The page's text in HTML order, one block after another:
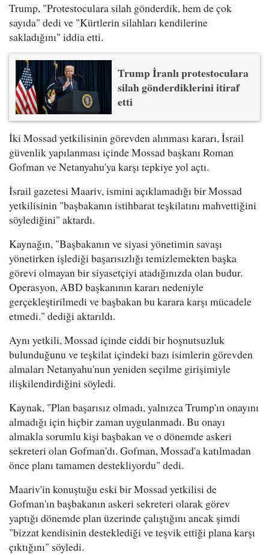
Trump, "Protestoculara silah gönderdik, hem de çok
sayıda" dedi ve "Kürtlerin silahları kendilerine
sakladığını" iddia etti.
Trump İranlı protestoculara
silah gönderdiklerini itiraf
etti
İki Mossad yetkilisinin görevden alınması kararı, İsrail
güvenlik yapılanması içinde Mossad başkanı Roman
Gofman ve Netanyahu'ya karşı tepkiye yol açtı.
İsrail gazetesi Maariv, ismini açıklamadığı bir Mossad
yetkilisinin "başbakanın istihbarat teşkilatını mahvettiğini
söylediğini" aktardı.
Kaynağın, "Başbakanın ve siyasi yönetimin savaşı
yönetirken işlediği başarısızlığı temizlemekten başka
görevi olmayan bir siyasetçiyi atadığınızda olan budur.
Operasyon, ABD başkanının kararı nedeniyle
gerçekleştirilmedi ve başbakan bu karara karşı mücadele
etmedi." dediği aktarıldı.
Aynı yetkili, Mossad içinde ciddi bir hoşnutsuzluk
bulunduğunu ve teşkilat içindeki bazı isimlerin görevden
almaları Netanyahu'nun yeniden seçilme girişimiyle
ilişkilendirdiğini söyledi.
Kaynak, "Plan başarısız olmadı, yalnızca Trump'ın onayını
almadığı için hiçbir zaman uygulanmadı. Bu onayı
almakla sorumlu kişi başbakan ve o dönemde askeri
sekreteri olan Gofman'dı. Gofman, Mossad'a katılmadan
önce planı tamamen destekliyordu" dedi.
Maariv'in konuştuğu eski bir Mossad yetkilisi de
Gofman'ın başbakanın askeri sekreteri olarak görev
yaptığı dönemde plan üzerinde çalıştığını ancak şimdi
"bizzat kendisinin desteklediği ve teşvik ettiği plana karşı
çıktığını" söyledi.